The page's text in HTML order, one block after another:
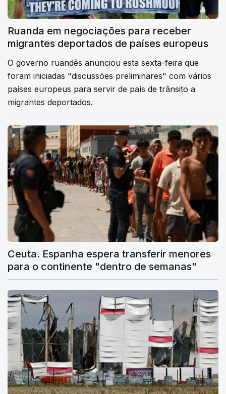
Ruanda em negociações para receber
migrantes deportados de países europeus
O governo ruandês anunciou esta sexta-feira que
foram iniciadas "discussões preliminares" com vários
países europeus para servir de país de trânsito a
migrantes deportados.
Ceuta. Espanha espera transferir menores
para o continente "dentro de semanas"